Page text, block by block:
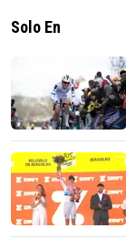
Solo En